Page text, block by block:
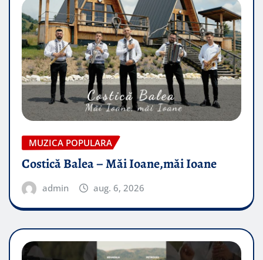
MUZICA POPULARA
Costică Balea – Măi Ioane,măi Ioane
admin aug. 6, 2026